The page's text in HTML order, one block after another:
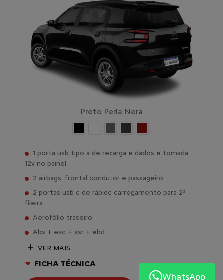
Preto Perla Nera
1 porta usb tipo a de recarga e dados e tomada
12v no painel
2 airbags: frontal condutor e passageiro
2 portas usb c de rápido carregamento para 2ª
fileira
Aerofólio traseiro
Abs + esc + asr + ebd
VER MAIS
FICHA TÉCNICA
WhatsApp